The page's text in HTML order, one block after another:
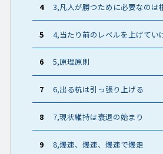
4 3,凡人が勝つために必要なのは
5 4,当たり前のレベルを上げてい
6 5,原理原則
7 6,出る杭は引っ張り上げる
8 7,現状維持は衰退の始まり
9 8,爆速、爆速、爆速で爆走